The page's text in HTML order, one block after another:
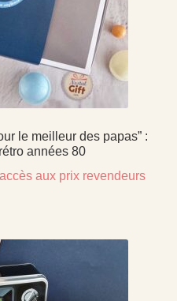
le meilleur des papas” :
années 80
aux prix revendeurs